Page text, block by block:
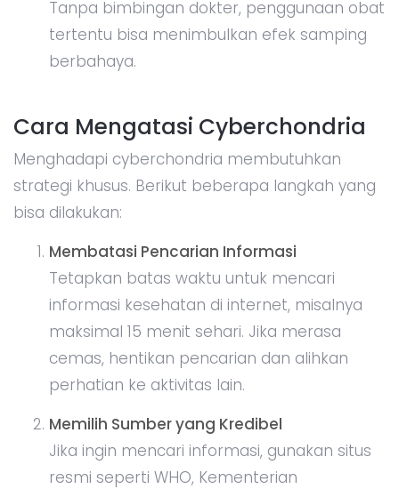
Tanpa bimbingan dokter, penggunaan obat
tertentu bisa menimbulkan efek samping
berbahaya.
Cara Mengatasi Cyberchondria
Menghadapi cyberchondria membutuhkan
strategi khusus. Berikut beberapa langkah yang
bisa dilakukan:
Membatasi Pencarian Informasi
Tetapkan batas waktu untuk mencari
informasi kesehatan di internet, misalnya
maksimal 15 menit sehari. Jika merasa
cemas, hentikan pencarian dan alihkan
perhatian ke aktivitas lain.
Memilih Sumber yang Kredibel
Jika ingin mencari informasi, gunakan situs
resmi seperti WHO, Kementerian